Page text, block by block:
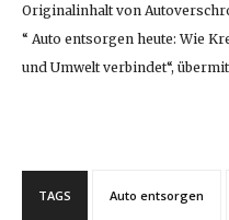
Originalinhalt von
“ Auto entsorgen heute: Wie
und Umwelt verbindet“,
TAGS Auto entsorgen